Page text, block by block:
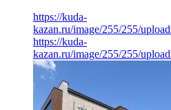
https://kuda-
kazan.ru/image/255/255/
https://kuda-
kazan.ru/image/255/255/